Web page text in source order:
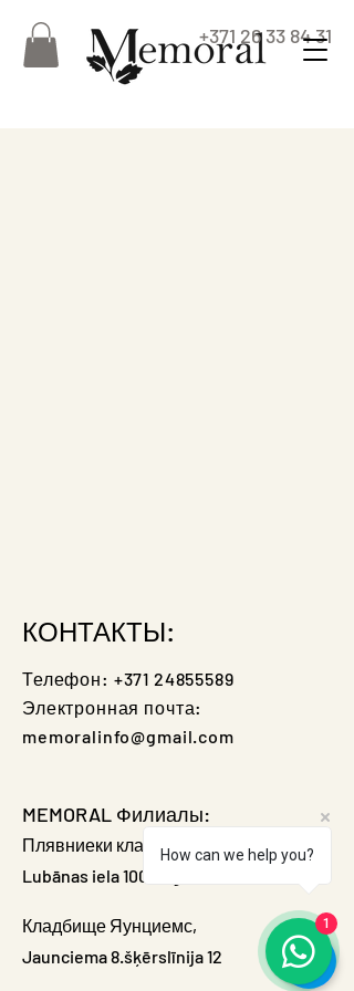
+371 26 33 84 31
КОНТАКТЫ:
Телефон: +371 24855589
Электронная почта:
memoralinfo@gmail.com
MEMORAL Филиалы:
Плявниеки кладбище,
Lubānas iela 100, Rīga
Кладбище Яунциемс,
Jaunciema 8.šķērslīnija 12
How can we help you?
1